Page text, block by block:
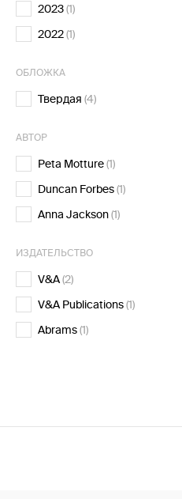
2023(1)
2022(1)
ОБЛОЖКА
Твердая (4)
АВТОР
Peta Motture(1)
Duncan Forbes(1)
Anna Jackson(1)
ИЗДАТЕЛЬСТВО
V&A(2)
V&A Publications(1)
Abrams(1)